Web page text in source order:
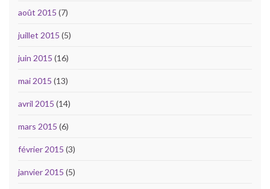
août 2015 (7)
juillet 2015 (5)
juin 2015 (16)
mai 2015 (13)
avril 2015 (14)
mars 2015 (6)
février 2015 (3)
janvier 2015 (5)